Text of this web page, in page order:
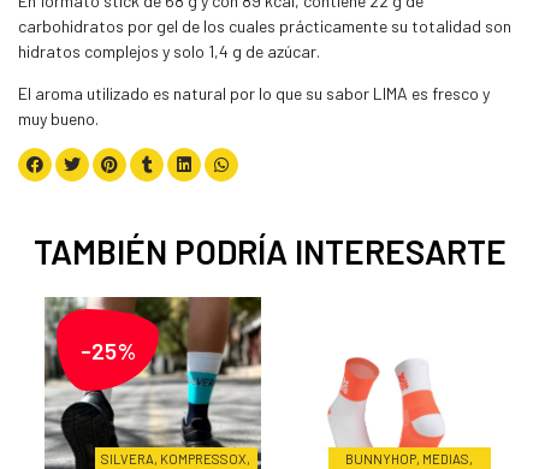
carbohidratos por gel de los cuales prácticamente su totalidad son
hidratos complejos y solo 1,4 g de azúcar.
El aroma utilizado es natural por lo que su sabor LIMA es fresco y
muy bueno.
TAMBIÉN PODRÍA INTERESARTE
-25%
SILVERA, KOMPRESSOX,
BUNNYHOP, MEDIAS,